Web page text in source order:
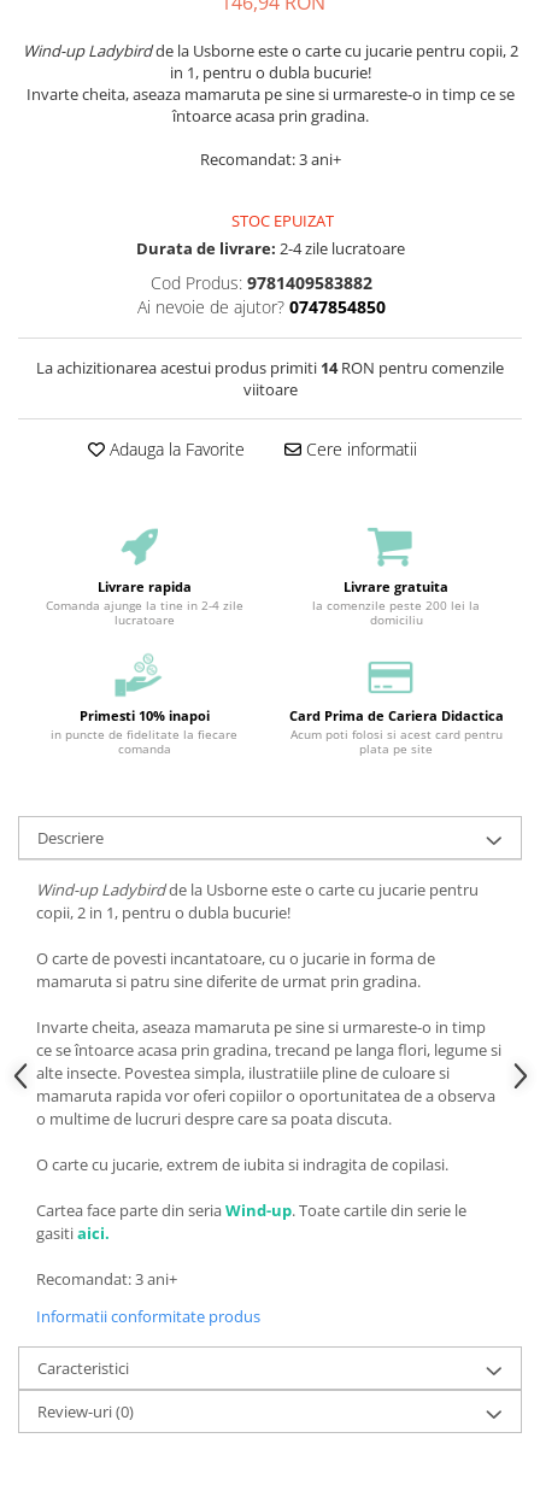
Wind-up Ladybirdde la Usborne este o carte cu jucarie pentru copii, 2
in 1, pentru o dubla bucurie!
Invarte cheita, aseaza mamaruta pe sine si urmareste-o in timp ce se
întoarce acasa prin gradina.
Recomandat: 3 ani+
STOC EPUIZAT
Durata de livrare: 2-4 zile lucratoare
Cod Produs: 9781409583882
Ai nevoie de ajutor? 0747854850
La achizitionarea acestui produs primiti 14RON pentru comenzile
viitoare
Adauga la Favorite Cere informatii
Livrare rapida
Comanda ajunge la tine in 2-4 zile
lucratoare
Livrare gratuita
la comenzile peste 200 lei la
domiciliu
Primesti 10% inapoi
in puncte de fidelitate la fiecare
comanda
Card Prima de Cariera Didactica
Acum poti folosi si acest card pentru
plata pe site
Descriere
Wind-up Ladybirdde la Usborne este o carte cu jucarie pentru
copii, 2 in 1, pentru o dubla bucurie!
O carte de povesti incantatoare, cu o jucarie in forma de
mamaruta si patru sine diferite de urmat prin gradina.
Invarte cheita, aseaza mamaruta pe sine si urmareste-o in timp
ce se întoarce acasa prin gradina, trecand pe langa flori, legume si
alte insecte. Povestea simpla, ilustratiile pline de culoare si
mamaruta rapida vor oferi copiilor o oportunitatea de a observa
o multime de lucruri despre care sa poata discuta.
O carte cu jucarie, extrem de iubita si indragita de copilasi.
Cartea face parte din seriaWind-up. Toate cartile din serie le
gasitiaici.
Recomandat: 3 ani+
Informatii conformitate produs
Caracteristici
Review-uri(0)